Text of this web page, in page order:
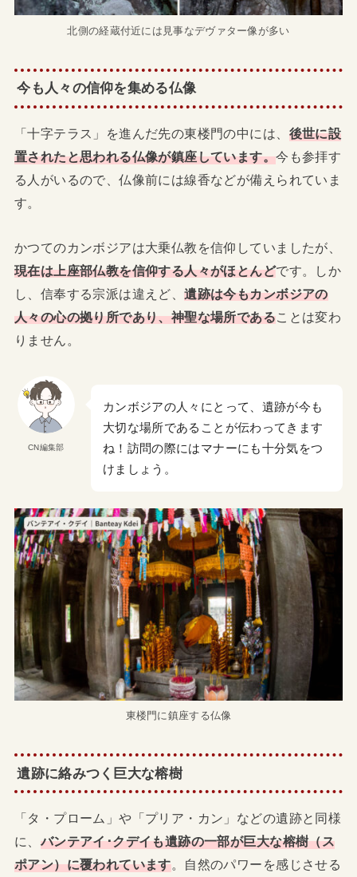
北側の経蔵付近には見事なデヴァター像が多い
今も人々の信仰を集める仏像
「十字テラス」を進んだ先の東楼門の中には、 後世に設
置されたと思われる仏像が鎮座しています。今も参拝す
る人がいるので、仏像前には線香などが備えられていま
す。
かつてのカンボジアは大乗仏教を信仰していましたが、
現在は上座部仏教を信仰する人々がほとんどです。しか
し、信奉する宗派は違えど、遺跡は今もカンボジアの
人々の心の拠り所であり、神聖な場所である ことは変わ
りません。
CN編集部
カンボジアの人々にとって、遺跡が今も
大切な場所であることが伝わってきます
ね！訪問の際にはマナーにも十分気をつ
けましょう。
東楼門に鎮座する仏像
遺跡に絡みつく巨大な榕樹
「タ・プローム」や「プリア・カン」などの遺跡と同様
に、バンテアイ･クデイも遺跡の一部が巨大な榕樹（ス
ポアン）に覆われています。自然のパワーを感じさせる